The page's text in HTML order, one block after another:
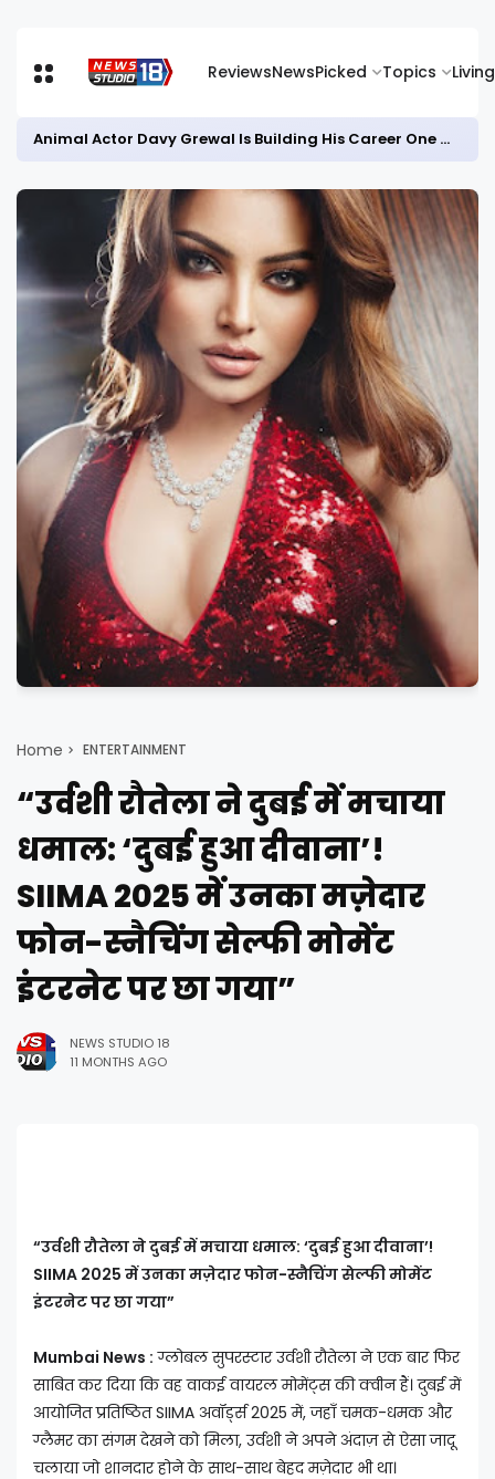
ReviewsNewsPicked Topics Living
Animal Actor Davy Grewal Is Building His Career One Role at a Time- from Courtrooms to Cinema
Home ENTERTAINMENT
“उर्वशी रौतेला ने दुबई में मचाया
धमाल: ‘दुबई हुआ दीवाना’!
SIIMA 2025 में उनका मज़ेदार
फोन-स्नैचिंग सेल्फी मोमेंट
इंटरनेट पर छा गया”
NEWS STUDIO 18
11 MONTHS AGO
“उर्वशी रौतेला ने दुबई में मचाया धमाल: ‘दुबई हुआ दीवाना’!
SIIMA 2025 में उनका मज़ेदार फोन-स्नैचिंग सेल्फी मोमेंट
इंटरनेट पर छा गया”
Mumbai News : ग्लोबल सुपरस्टार उर्वशी रौतेला ने एक बार फिर
साबित कर दिया कि वह वाकई वायरल मोमेंट्स की क्वीन हैं। दुबई में
आयोजित प्रतिष्ठित SIIMA अवॉर्ड्स 2025 में, जहाँ चमक-धमक और
ग्लैमर का संगम देखने को मिला, उर्वशी ने अपने अंदाज़ से ऐसा जादू
चलाया जो शानदार होने के साथ-साथ बेहद मज़ेदार भी था।